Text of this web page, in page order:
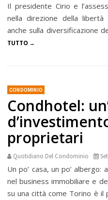
Il presidente Cirio e
nella direzione della
anche sulla diversificazione
TUTTO
CONDOMINIO
Condhotel:
proprietari
Quotidiano Del Condominio
Un po’ casa, un po’
nel business immobiliare e
su una città come Torino è il